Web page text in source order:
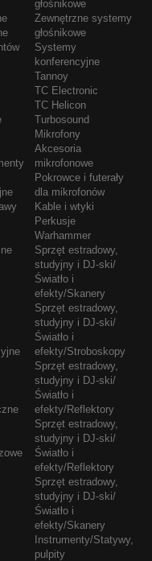
głośnikowe
Zewnętrzne systemy
głośnikowe
Systemy
konferencyjne
Tannoy
TC Electronic
TC Helicon
Turbosound
Mikrofony
Akcesoria
mikrofonowe
Pokrowce i futerały
dla mikrofonów
Kable i wtyki
Perkusje
Warhammer
Sprzęt estradowy,
studyjny i DJ-ski/
Światło i
efekty/Skanery
Sprzęt estradowy,
studyjny i DJ-ski/
Światło i
efekty/Stroboskopy
Sprzęt estradowy,
studyjny i DJ-ski/
Światło i
efekty/Reflektory
Sprzęt estradowy,
studyjny i DJ-ski/
Światło i
efekty/Reflektory
Sprzęt estradowy,
studyjny i DJ-ski/
Światło i
efekty/Skanery
Instrumenty/Statywy,
pulpity